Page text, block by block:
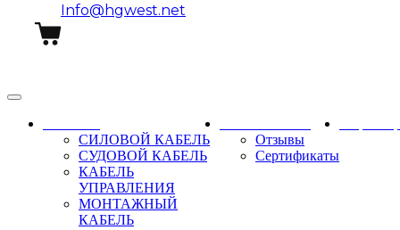
Info@hgwest.net
СИЛОВОЙ КАБЕЛЬ
СУДОВОЙ КАБЕЛЬ
КАБЕЛЬ
УПРАВЛЕНИЯ
МОНТАЖНЫЙ
КАБЕЛЬ
Отзывы
Сертификаты